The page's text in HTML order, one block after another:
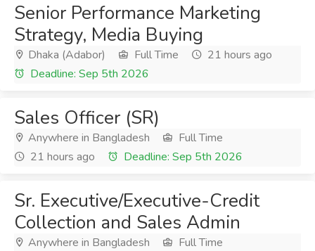
Senior Performance Marketing
Strategy, Media Buying
Dhaka (Adabor) Full Time
21 hours ago
Deadline: Sep 5th 2026
Sales Officer (SR)
Anywhere in Bangladesh
Full Time
21 hours ago
Deadline: Sep 5th 2026
Sr. Executive/Executive-Credit
Collection and Sales Admin
Anywhere in Bangladesh
Full Time